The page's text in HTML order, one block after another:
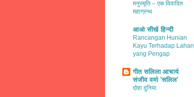
मनुस्मृति – एक विवादित
महाग्रन्थ
आओ सीखें हिन्दी
Rancangan Hunian
Kayu Terhadap Lahan
yang Pengap
गीत सलिला आचार्य
संजीव वर्मा 'सलिल'
दोहा दुनिया